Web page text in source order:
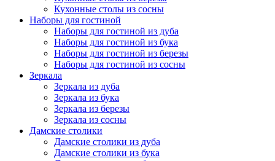
Кухонные столы из сосны
Наборы для гостиной
Наборы для гостиной из дуба
Наборы для гостиной из бука
Наборы для гостиной из березы
Наборы для гостиной из сосны
Зеркала
Зеркала из дуба
Зеркала из бука
Зеркала из березы
Зеркала из сосны
Дамские столики
Дамские столики из дуба
Дамские столики из бука